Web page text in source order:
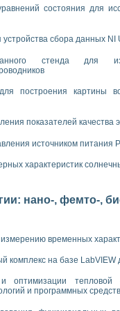
систем и
и
звуковой карты ПК
погрешностей канала
NATIONAL
систем МИРЭА
для работы в ИКТ
информатика»
состояния для
устройства сбора данных NI
стенда для
построения картины
показателей качества
источником питания
характеристик
нано-, фемто-,
временных
комплекс на базе LabVIEW
оптимизации
и программных средств